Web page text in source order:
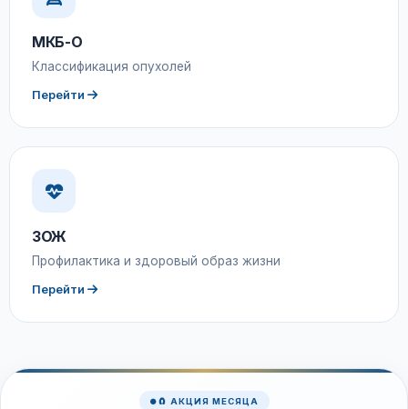
МКБ-О
Классификация опухолей
Перейти
ЗОЖ
Профилактика и здоровый образ жизни
Перейти
🧲 АКЦИЯ МЕСЯЦА